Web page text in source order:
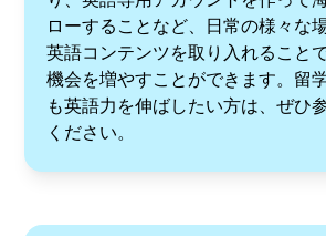
ローすることなど、日常の様々な
英語コンテンツを取り入れること
機会を増やすことができます。留
も英語力を伸ばしたい方は、ぜひ
ください。